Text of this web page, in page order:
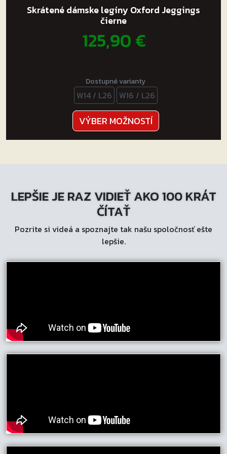
Skrátené dámske legíny Oxford Jeggings
čierne
125,90€
Dostupné varianty
W14 / L26 W16 / L26
VÝBER MOŽNOSTÍ
produkt
má
si
môžete
na
LEPŠIE JE RAZ VIDIEŤ AKO 100 KRÁT
ČÍTAŤ
Pozrite si videá a spoznajte tak našu spoločnosť ešte
lepšie.